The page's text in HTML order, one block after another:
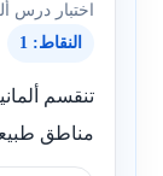
اختبار درس
النقاط: 1
تنقسم
مناطق